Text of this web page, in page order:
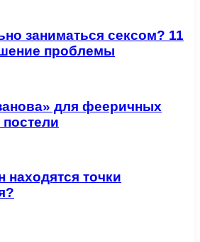
заниматься сексом? 11
проблемы
для фееричных
находятся точки